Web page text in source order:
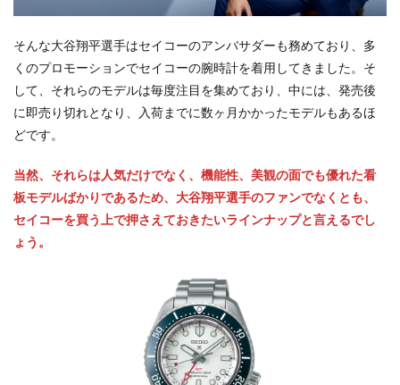
そんな大谷翔平選手はセイコーのアンバサダーも務めており、多
くのプロモーションでセイコーの腕時計を着用してきました。そ
して、それらのモデルは毎度注目を集めており、中には、発売後
に即売り切れとなり、入荷までに数ヶ月かかったモデルもあるほ
どです。
当然、それらは人気だけでなく、機能性、美観の面でも優れた看
板モデルばかりであるため、大谷翔平選手のファンでなくとも、
セイコーを買う上で押さえておきたいラインナップと言えるでし
ょう。